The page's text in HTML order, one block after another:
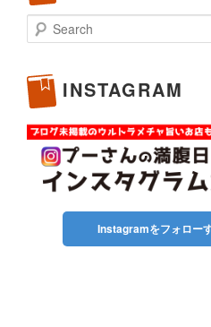
Search
INSTAGRAM
Instagramをフォロー